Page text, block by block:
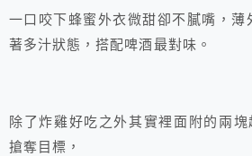
一口咬下蜂蜜外衣微甜卻不膩嘴，薄
著多汁狀態，搭配啤酒最對味。
除了炸雞好吃之外其實裡面附的兩
搶奪目標，